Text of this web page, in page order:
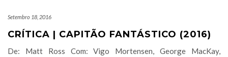
Setembro 18, 2016
CRÍTICA | CAPITÃO FANTÁSTICO (2016)
De: Matt Ross Com: Vigo Mortensen, George MacKay,